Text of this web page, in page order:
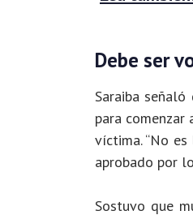
Debe ser
Saraiba
para comenzar
víctima. “No
aprobado por
Sostuvo que